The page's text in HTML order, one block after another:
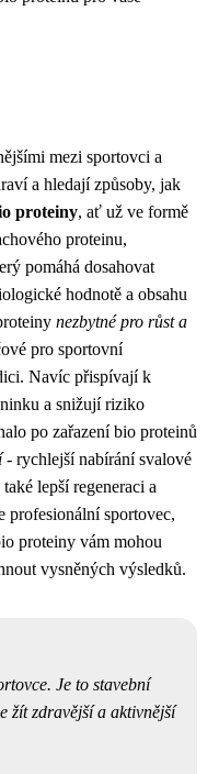
mezi sportovci a
a hledají způsoby, jak
proteiny, ať už ve formě
proteinu,
pomáhá dosahovat
hodnotě a obsahu
nezbytné pro růst a
pro sportovní
Navíc přispívají k
a snižují riziko
po zařazení bio proteinů
- rychlejší nabírání svalové
lepší regeneraci a
profesionální sportovec,
proteiny vám mohou
vysněných výsledků.
Je to stavební
žít zdravější a aktivnější